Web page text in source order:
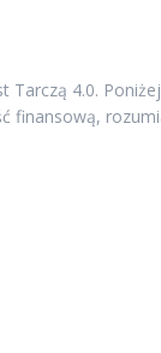
Tarczą 4.0.
finansową,